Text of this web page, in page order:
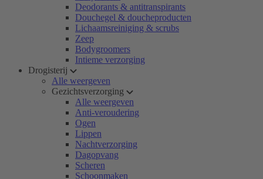
Deodorants & antitranspirants
Douchegel & doucheproducten
Lichaamsreiniging & scrubs
Zeep
Bodygroomers
Intieme verzorging
Drogisterij
Alle weergeven
Gezichtsverzorging
Alle weergeven
Anti-veroudering
Ogen
Lippen
Nachtverzorging
Dagopvang
Scheren
Schoonmaken